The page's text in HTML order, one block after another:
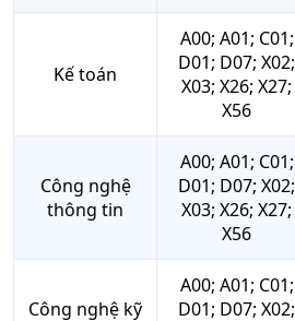
Kế toán
A00; A01; C01;
D01; D07; X02;
X03; X26; X27;
X56
Công nghệ
thông tin
A00; A01; C01;
D01; D07; X02;
X03; X26; X27;
X56
Công nghệ kỹ
A00; A01; C01;
D01; D07; X02;